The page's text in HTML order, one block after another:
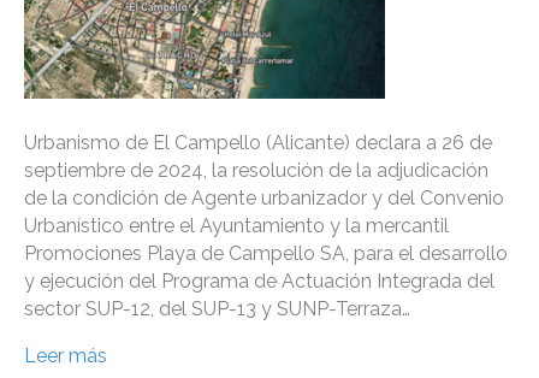
Urbanismo de El Campello (Alicante) declara a 26 de
septiembre de 2024, la resolución de la adjudicación
de la condición de Agente urbanizador y del Convenio
Urbanístico entre el Ayuntamiento y la mercantil
Promociones Playa de Campello SA, para el desarrollo
y ejecución del Programa de Actuación Integrada del
sector SUP-12, del SUP-13 y SUNP-Terraza…
Leer más